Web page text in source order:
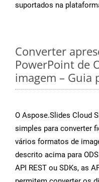
suportados na
Converter
PowerPoint de
imagem – Guia
O Aspose.Slides Cloud
simples para converter
vários formatos de
descrito acima para
API REST ou SDKs, as